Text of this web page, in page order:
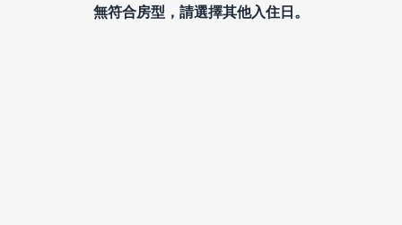
無符合房型，請選擇其他入住日。